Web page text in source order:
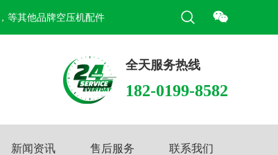
等其他品牌空压机配件
全天服务热线
182-0199-8582
新闻资讯 售后服务 联系我们